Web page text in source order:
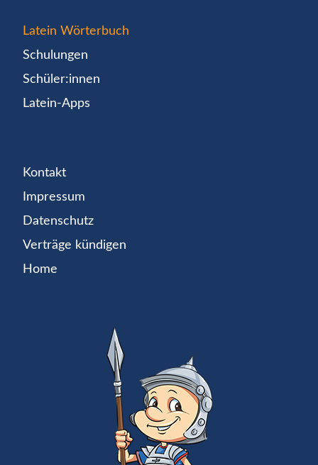
Latein Wörterbuch
Schulungen
Schüler:innen
Latein-Apps
Kontakt
Impressum
Datenschutz
Verträge kündigen
Home